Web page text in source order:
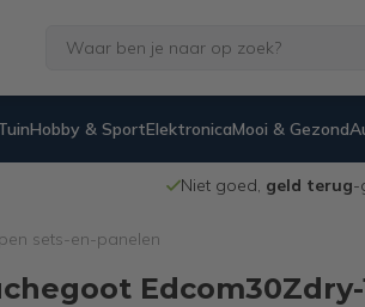
Hobby & SportElektronicaMooi & Gezond
Niet goed, geld terug-
sets-en-panelen
Edcom30Zdry-